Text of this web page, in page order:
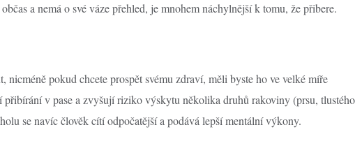
a nemá o své váze přehled, je mnohem náchylnější k tomu, že přibere.
pokud chcete prospět svému zdraví, měli byste ho ve velké míře
v pase a zvyšují riziko výskytu několika druhů rakoviny (prsu, tlustého
se navíc člověk cítí odpočatější a podává lepší mentální výkony.